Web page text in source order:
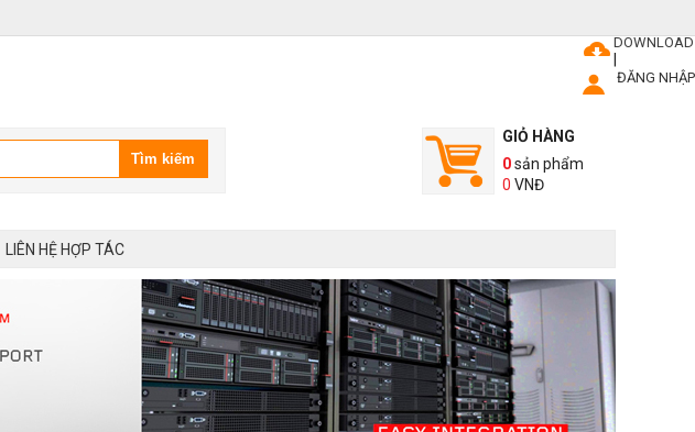
DOWNLOAD
ĐĂNG NHẬP
GIỎ HÀNG
0sản phẩm
0 VNĐ
LIÊN HỆ HỢP TÁC